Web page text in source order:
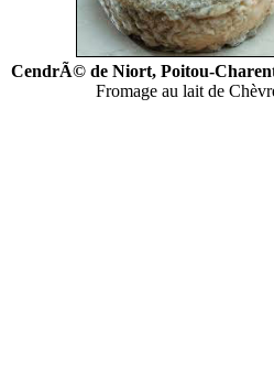
CendrÃ© de Niort, Poitou-
Fromage au lait de